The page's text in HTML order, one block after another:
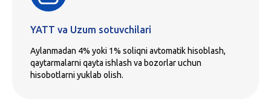
YATT va Uzum sotuvchilari
Aylanmadan 4% yoki 1% soliqni avtomatik hisoblash,
qaytarmalarni qayta ishlash va bozorlar uchun
hisobotlarni yuklab olish.